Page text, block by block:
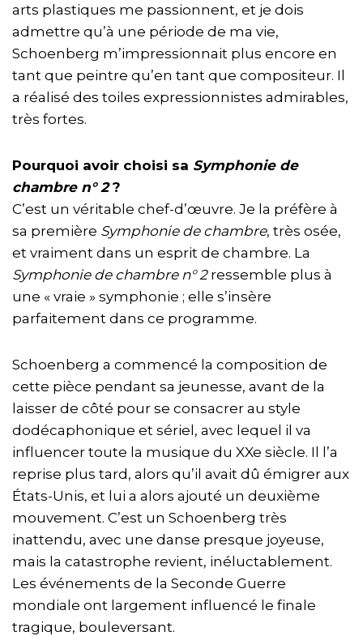
arts plastiques me passionnent, et je dois
admettre qu’à une période de ma vie,
Schoenberg m’impressionnait plus encore en
tant que peintre qu’en tant que compositeur. Il
a réalisé des toiles expressionnistes admirables,
très fortes.
Pourquoi avoir choisi sa Symphonie de
chambre n° 2?
C’est un véritable chef-d’œuvre. Je la préfère à
sa première Symphonie de chambre, très osée,
et vraiment dans un esprit de chambre. La
Symphonie de chambre n° 2ressemble plus à
une « vraie » symphonie ; elle s’insère
parfaitement dans ce programme.
Schoenberg a commencé la composition de
cette pièce pendant sa jeunesse, avant de la
laisser de côté pour se consacrer au style
dodécaphonique et sériel, avec lequel il va
influencer toute la musique du XXe siècle. Il l’a
reprise plus tard, alors qu’il avait dû émigrer aux
États-Unis, et lui a alors ajouté un deuxième
mouvement. C’est un Schoenberg très
inattendu, avec une danse presque joyeuse,
mais la catastrophe revient, inéluctablement.
Les événements de la Seconde Guerre
mondiale ont largement influencé le finale
tragique, bouleversant.